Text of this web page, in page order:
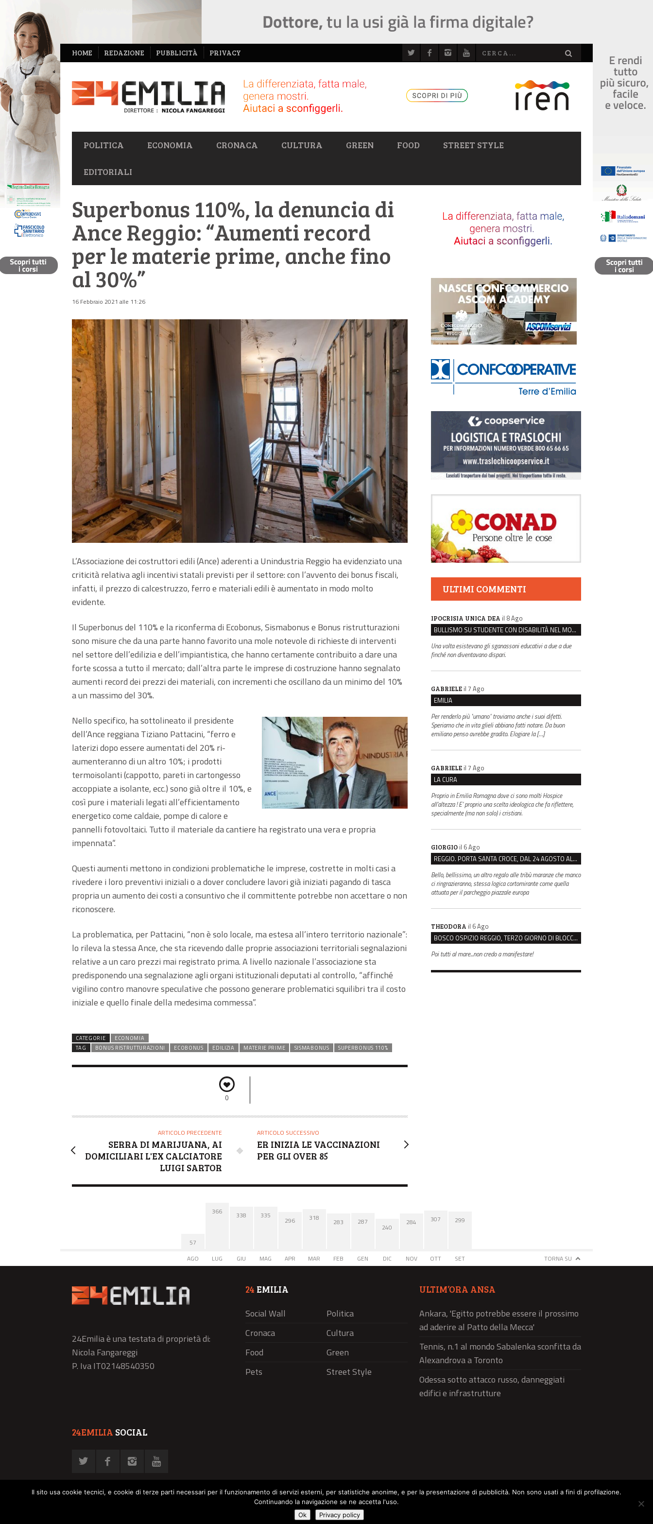
NAVIGAZIONE
SECONDARIA
HOME REDAZIONE PUBBLICITÀ PRIVACY
NAVIGAZIONE
PRIMARIA
POLITICA ECONOMIA CRONACA CULTURA GREEN FOOD STREET STYLE
EDITORIALI
Superbonus 110%, la denuncia di
Ance Reggio: “Aumenti record
per le materie prime, anche fino
al 30%”
16 Febbraio 2021 alle 11:26
L’Associazione dei costruttori edili (Ance) aderenti a Unindustria Reggio ha evidenziato una
criticità relativa agli incentivi statali previsti per il settore: con l’avvento dei bonus fiscali,
infatti, il prezzo di calcestruzzo, ferro e materiali edili è aumentato in modo molto
evidente.
Il Superbonus del 110% e la riconferma di Ecobonus, Sismabonus e Bonus ristrutturazioni
sono misure che da una parte hanno favorito una mole notevole di richieste di interventi
nel settore dell’edilizia e dell’impiantistica, che hanno certamente contribuito a dare una
forte scossa a tutto il mercato; dall’altra parte le imprese di costruzione hanno segnalato
aumenti record dei prezzi dei materiali, con incrementi che oscillano da un minimo del 10%
a un massimo del 30%.
Nello specifico, ha sottolineato il presidente
dell’Ance reggiana Tiziano Pattacini, “ferro e
laterizi dopo essere aumentati del 20% ri-
aumenteranno di un altro 10%; i prodotti
termoisolanti (cappotto, pareti in cartongesso
accoppiate a isolante, ecc.) sono già oltre il 10%, e
così pure i materiali legati all’efficientamento
energetico come caldaie, pompe di calore e
pannelli fotovoltaici. Tutto il materiale da cantiere ha registrato una vera e propria
impennata“.
Questi aumenti mettono in condizioni problematiche le imprese, costrette in molti casi a
rivedere i loro preventivi iniziali o a dover concludere lavori già iniziati pagando di tasca
propria un aumento dei costi a consuntivo che il committente potrebbe non accettare o non
riconoscere.
La problematica, per Pattacini, “non è solo locale, ma estesa all’intero territorio nazionale”:
lo rileva la stessa Ance, che sta ricevendo dalle proprie associazioni territoriali segnalazioni
relative a un caro prezzi mai registrato prima. A livello nazionale l’associazione sta
predisponendo una segnalazione agli organi istituzionali deputati al controllo, “affinché
vigilino contro manovre speculative che possono generare problematici squilibri tra il costo
iniziale e quello finale della medesima commessa”.
CATEGORIE
ECONOMIA
TAG
BONUS RISTRUTTURAZIONI ECOBONUS EDILIZIA MATERIE PRIME SISMABONUS SUPERBONUS 110%
0
ARTICOLO PRECEDENTE
SERRA DI MARIJUANA, AI
DOMICILIARI L'EX CALCIATORE
LUIGI SARTOR
ARTICOLO SUCCESSIVO
ER INIZIA LE VACCINAZIONI
PER GLI OVER 85
ULTIMI COMMENTI
IPOCRISIA UNICA DEA il 8 Ago
BULLISMO SU STUDENTE CON DISABILITÀ NEL MODENESE, INDAGATI DUE RAGAZZI DI 16 ANNI
Una volta esistevano gli sganassoni educativi a due a due
finché non diventavano dispari.
GABRIELE il 7 Ago
EMILIA
Per renderlo più "umano" troviamo anche i suoi difetti.
Speriamo che in vita glieli abbiano fatti notare. Da buon
emiliano penso avrebbe gradito. Elogiare la […]
GABRIELE il 7 Ago
LA CURA
Proprio in Emilia Romagna dove ci sono molti Hospice
all’altezza ! E’ proprio una scelta ideologica che fa riflettere,
specialmente (ma non solo) i cristiani.
GIORGIO il 6 Ago
REGGIO. PORTA SANTA CROCE, DAL 24 AGOSTO AL VIA IL CANTIERE PER IL NUOVO COLLETTORE FOGNARIO
Bello, bellissimo, un altro regalo alle tribù maranze che manco
ci ringrazieranno, stessa logica cortomirante come quella
attuata per il parcheggio piazzale europa
THEODORA il 6 Ago
BOSCO OSPIZIO REGGIO, TERZO GIORNO DI BLOCCO. IL COMITATO: “PRESIDIO FINO A VENERDÌ”
Poi tutti al mare...non credo a manifestare!
57
AGO
366
LUG
338
GIU
335
MAG
296
APR
318
MAR
283
FEB
287
GEN
240
DIC
284
NOV
307
OTT
299
SET TORNA SU
24Emilia è una testata di proprietà di:
Nicola Fangareggi
P. Iva IT02148540350
24 EMILIA
Social Wall
Politica
Cronaca
Cultura
Food
Green
Pets
Street Style
ULTIM’ORA ANSA
Ankara, 'Egitto potrebbe essere il prossimo
ad aderire al Patto della Mecca'
Tennis, n.1 al mondo Sabalenka sconfitta da
Alexandrova a Toronto
Odessa sotto attacco russo, danneggiati
edifici e infrastrutture
24EMILIA SOCIAL
Social Wall Politica
Il sito usa cookie tecnici, e cookie di terze parti necessari per il funzionamento di servizi esterni, per statistiche anonime, e per la presentazione di pubblicità. Non sono usati a fini di profilazione.
Continuando la navigazione se ne accetta l'uso.
Ok
Privacy policy